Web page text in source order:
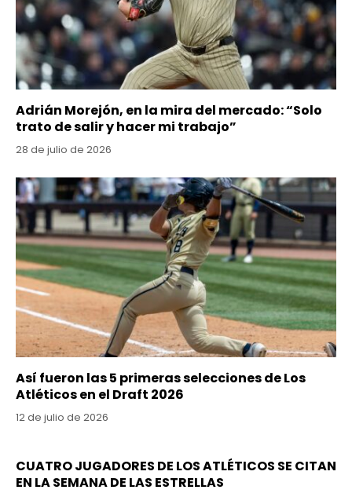
Adrián Morejón, en la mira del mercado: “Solo
trato de salir y hacer mi trabajo”
28 de julio de 2026
Así fueron las 5 primeras selecciones de Los
Atléticos en el Draft 2026
12 de julio de 2026
CUATRO JUGADORES DE LOS ATLÉTICOS SE CITAN
EN LA SEMANA DE LAS ESTRELLAS